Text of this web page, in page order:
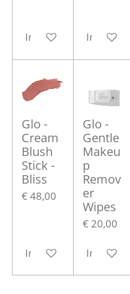
In winkelwagen
In
Glo -
Cream
Blush
Stick -
Bliss
€ 48,00
In winkelwagen
Glo -
Gentle
Makeu
p
Remov
er
Wipes
€ 20,00
In